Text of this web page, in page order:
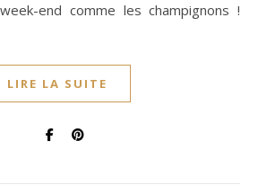
end comme les champignons !
LIRE LA SUITE